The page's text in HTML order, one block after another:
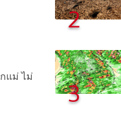
แม่ ไม่
2
3